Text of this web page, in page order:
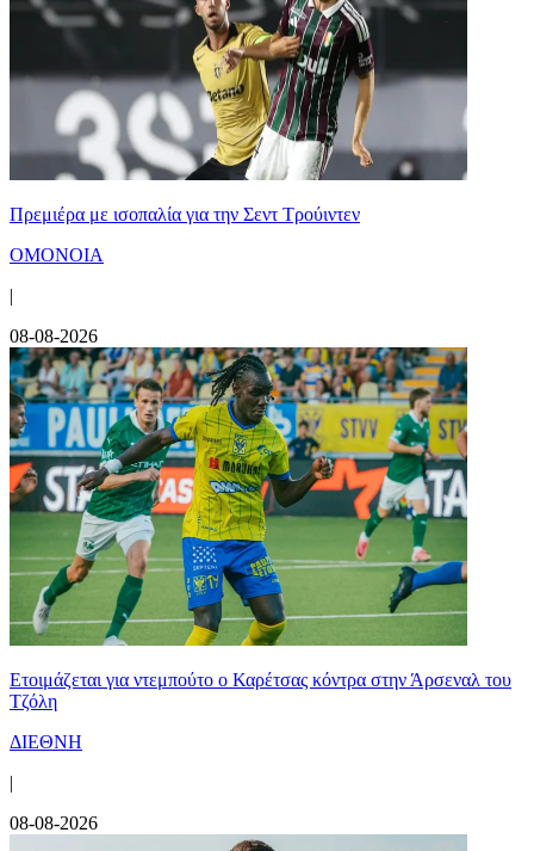
Πρεμιέρα με ισοπαλία για την Σεντ Τρούιντεν
ΟΜΟΝΟΙΑ
|
08-08-2026
Ετοιμάζεται για ντεμπούτο ο Καρέτσας κόντρα στην Άρσεναλ του
Τζόλη
ΔΙΕΘΝΗ
|
08-08-2026